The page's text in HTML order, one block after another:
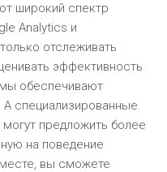
широкий спектр
Analytics и
отслеживать
эффективность
обеспечивают
специализированные
предложить более
на поведение
вы сможете